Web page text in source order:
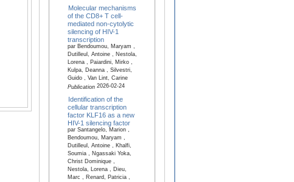
Molecular mechanisms
of the CD8+ T cell-
mediated non-cytolytic
silencing of HIV-1
transcription
par Bendoumou, Maryam ,
Dutilleul, Antoine , Nestola,
Lorena , Paiardini, Mirko ,
Kulpa, Deanna , Silvestri,
Guido , Van Lint, Carine
Publication2026-02-24
Identification of the
cellular transcription
factor KLF16 as a new
HIV-1 silencing factor
par Santangelo, Marion ,
Bendoumou, Maryam ,
Dutilleul, Antoine , Khalfi,
Soumia , Ngassaki Yoka,
Christ Dominique ,
Nestola, Lorena , Dieu,
Marc , Renard, Patricia ,